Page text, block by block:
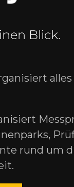
Blick.
rund um